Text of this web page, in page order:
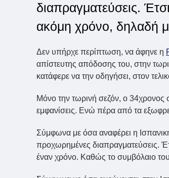
διαπραγματεύσεις.
ακόμη χρόνο, δηλαδή
Δεν υπήρχε περίπτωση, να άφηνε η
απίστευτης απόδοσης του, στην
κατάφερε να την οδηγήσει, στον
Μόνο την τωρινή σεζόν, ο 34χρονος
εμφανίσεις. Ενώ πέρα από τα
Σύμφωνα με όσα αναφέρει η
προχωρημένες διαπραγματεύσεις.
έναν χρόνο. Καθώς το συμβόλαιο